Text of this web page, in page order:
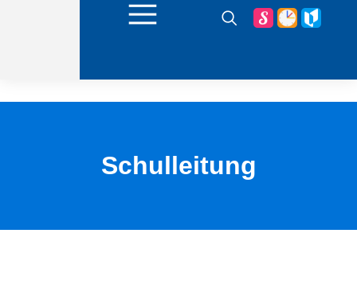
Schulleitung